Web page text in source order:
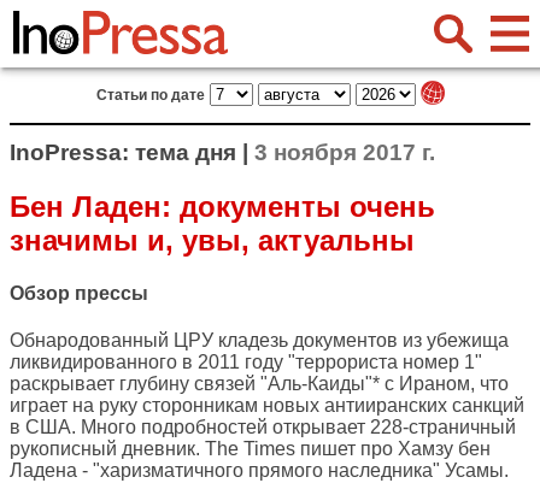
Статьи по дате
InoPressa: тема дня | 3 ноября 2017 г.
Бен Ладен: документы очень
значимы и, увы, актуальны
Обзор прессы
Обнародованный ЦРУ кладезь документов из убежища
ликвидированного в 2011 году "террориста номер 1"
раскрывает глубину связей "Аль-Каиды"* с Ираном, что
играет на руку сторонникам новых антииранских санкций
в США. Много подробностей открывает 228-страничный
рукописный дневник. The Times пишет про Хамзу бен
Ладена - "харизматичного прямого наследника" Усамы.